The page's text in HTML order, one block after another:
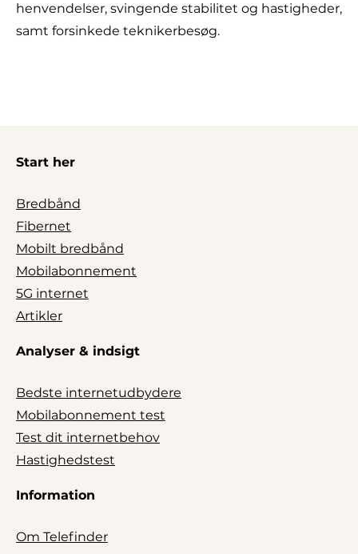
henvendelser, svingende stabilitet og hastigheder,
samt forsinkede teknikerbesøg.
Start her
Bredbånd
Fibernet
Mobilt bredbånd
Mobilabonnement
5G internet
Artikler
Analyser & indsigt
Bedste internetudbydere
Mobilabonnement test
Test dit internetbehov
Hastighedstest
Information
Om Telefinder